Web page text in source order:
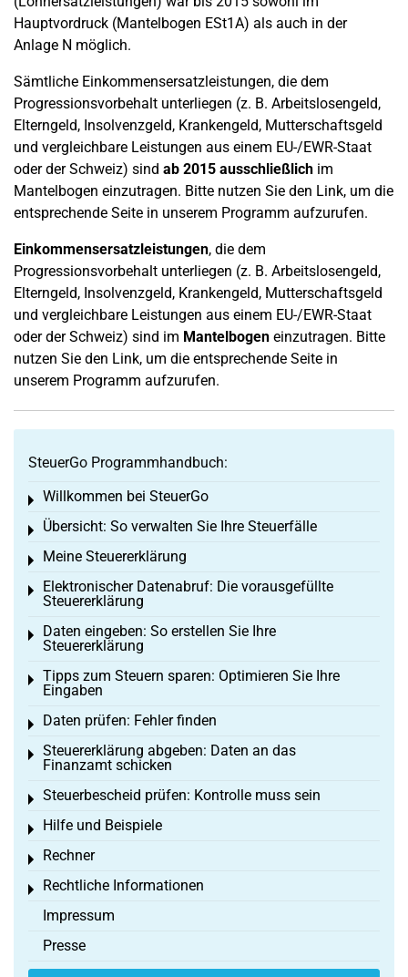
Hauptvordruck (Mantelbogen ESt1A) als auch in der
Anlage N möglich.
Sämtliche Einkommensersatzleistungen, die dem
Progressionsvorbehalt unterliegen (z. B. Arbeitslosengeld,
Elterngeld, Insolvenzgeld, Krankengeld, Mutterschaftsgeld
und vergleichbare Leistungen aus einem EU-/EWR-Staat
oder der Schweiz) sind ab 2015 ausschließlich im
Mantelbogen einzutragen. Bitte nutzen Sie den Link, um die
entsprechende Seite in unserem Programm aufzurufen.
Einkommensersatzleistungen, die dem
Progressionsvorbehalt unterliegen (z. B. Arbeitslosengeld,
Elterngeld, Insolvenzgeld, Krankengeld, Mutterschaftsgeld
und vergleichbare Leistungen aus einem EU-/EWR-Staat
oder der Schweiz) sind im Mantelbogen einzutragen. Bitte
nutzen Sie den Link, um die entsprechende Seite in
unserem Programm aufzurufen.
SteuerGo Programmhandbuch:
Willkommen bei SteuerGo
Toggle menu
Übersicht: So verwalten Sie Ihre Steuerfälle
Toggle menu
Meine Steuererklärung
Toggle menu
Elektronischer Datenabruf: Die vorausgefüllte
Steuererklärung
Toggle menu
Daten eingeben: So erstellen Sie Ihre
Steuererklärung
Toggle menu
Tipps zum Steuern sparen: Optimieren Sie Ihre
Eingaben
Toggle menu
Daten prüfen: Fehler finden
Toggle menu
Steuererklärung abgeben: Daten an das
Finanzamt schicken
Toggle menu
Steuerbescheid prüfen: Kontrolle muss sein
Toggle menu
Hilfe und Beispiele
Toggle menu
Rechner
Toggle menu
Rechtliche Informationen
Toggle menu
Impressum
Presse